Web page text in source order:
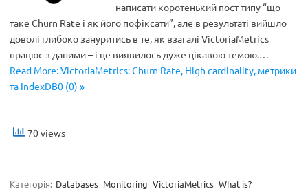
написати коротенький пост типу “що
таке Churn Rate і як його пофіксати”, але в результаті вийшло
доволі глибоко зануритись в те, як взагалі VictoriaMetrics
працює з даними – і це виявилось дуже цікавою темою.…
Read More: VictoriaMetrics: Churn Rate, High cardinality, метрики
та IndexDB0 (0) »
70 views
Категорія: Databases Monitoring VictoriaMetrics What is?